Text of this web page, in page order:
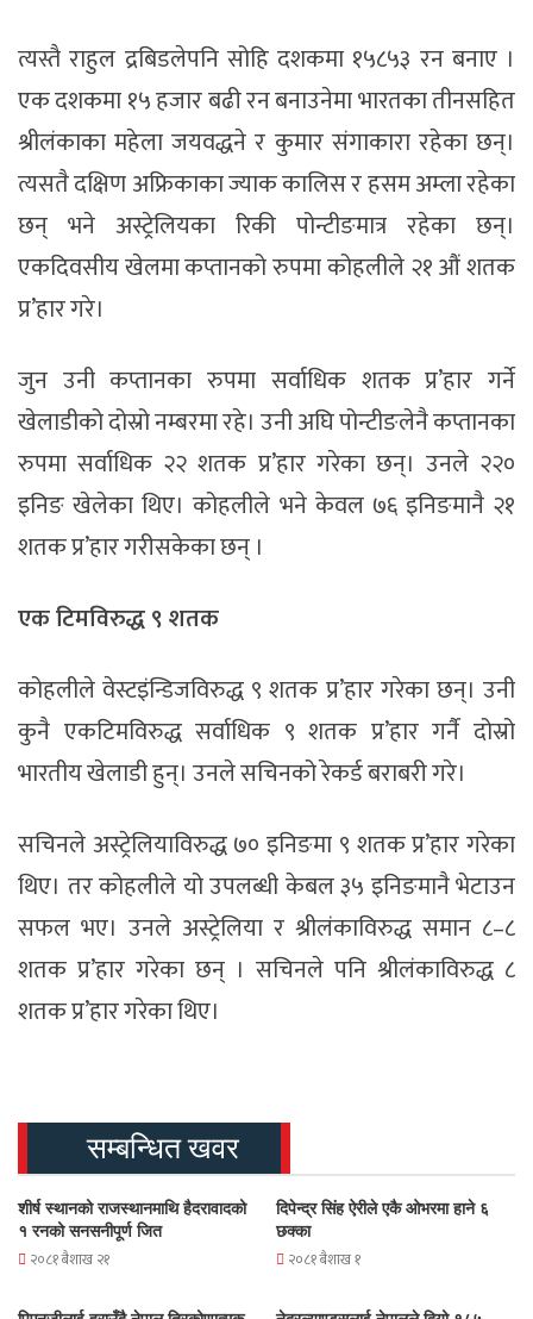
त्यस्तै राहुल द्रबिडलेपनि सोहि दशकमा १५८५३ रन बनाए ।
एक दशकमा १५ हजार बढी रन बनाउनेमा भारतका तीनसहित
श्रीलंकाका महेला जयवद्धने र कुमार संगाकारा रहेका छन्।
त्यसतै दक्षिण अफ्रिकाका ज्याक कालिस र हसम अम्ला रहेका
छन् भने अस्ट्रेलियका रिकी पोन्टीङमात्र रहेका छन्।
एकदिवसीय खेलमा कप्तानको रुपमा कोहलीले २१ औं शतक
प्र’हार गरे।
जुन उनी कप्तानका रुपमा सर्वाधिक शतक प्र’हार गर्ने
खेलाडीको दोस्रो नम्बरमा रहे। उनी अघि पोन्टीङलेनै कप्तानका
रुपमा सर्वाधिक २२ शतक प्र’हार गरेका छन्। उनले २२०
इनिङ खेलेका थिए। कोहलीले भने केवल ७६ इनिङमानै २१
शतक प्र’हार गरीसकेका छन् ।
एक टिमविरुद्ध ९ शतक
कोहलीले वेस्टइंन्डिजविरुद्ध ९ शतक प्र’हार गरेका छन्। उनी
कुनै एकटिमविरुद्ध सर्वाधिक ९ शतक प्र’हार गर्नै दोस्रो
भारतीय खेलाडी हुन्। उनले सचिनको रेकर्ड बराबरी गरे।
सचिनले अस्ट्रेलियाविरुद्ध ७० इनिङमा ९ शतक प्र’हार गरेका
थिए। तर कोहलीले यो उपलब्धी केबल ३५ इनिङमानै भेटाउन
सफल भए। उनले अस्ट्रेलिया र श्रीलंकाविरुद्ध समान ८–८
शतक प्र’हार गरेका छन् । सचिनले पनि श्रीलंकाविरुद्ध ८
शतक प्र’हार गरेका थिए।
सम्बन्धित खवर
शीर्ष स्थानको राजस्थानमाथि हैदरावादको
१ रनको सनसनीपूर्ण जित
२०८१ बैशाख २१
दिपेन्द्र सिंह ऐरीले एकै ओभरमा हाने ६
छक्का
२०८१ बैशाख १